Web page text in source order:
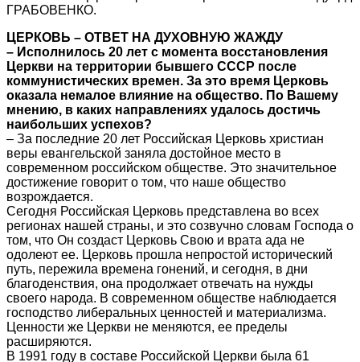
ГРАБОВЕНКО.
ЦЕРКОВЬ – ОТВЕТ НА ДУХОВНУЮ ЖАЖДУ
– Исполнилось 20 лет с момента восстановления
Церкви на территории бывшего СССР после
коммунистических времен. За это время Церковь
оказала немалое влияние на общество. По Вашему
мнению, в каких направлениях удалось достичь
наибольших успехов?
– За последние 20 лет Российская Церковь христиан
веры евангельской заняла достойное место в
современном российском обществе. Это значительное
достижение говорит о том, что наше общество
возрождается.
Сегодня Российская Церковь представлена во всех
регионах нашей страны, и это созвучно словам Господа о
том, что Он создаст Церковь Свою и врата ада не
одолеют ее. Церковь прошла непростой исторический
путь, пережила времена гонений, и сегодня, в дни
благоденствия, она продолжает отвечать на нужды
своего народа. В современном обществе наблюдается
господство либеральных ценностей и материализма.
Ценности же Церкви не меняются, ее пределы
расширяются.
В 1991 году в составе Российской Церкви была 61